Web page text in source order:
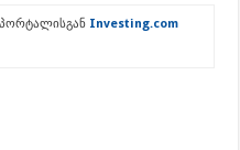
Investing.com